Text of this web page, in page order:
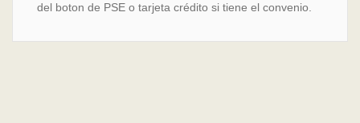
del boton de PSE o tarjeta crédito si tiene el convenio.